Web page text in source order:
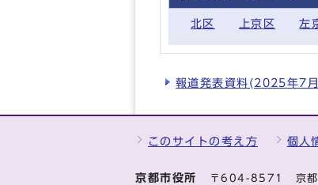
北区 上京区 左
報道発表資料(2025年7
このサイトの考え方 個人
京都市役所 〒604-8571 京都